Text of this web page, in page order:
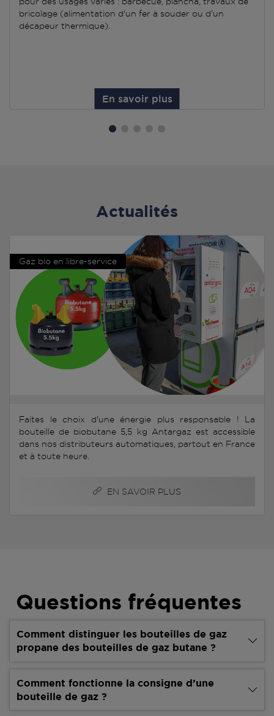
bricolage (alimentation d'un fer à souder ou d'un
décapeur thermique).
En savoir plus
Actualités
Gaz bio en libre-service
Faites le choix d'une énergie plus responsable ! La
bouteille de biobutane 5,5 kg Antargaz est accessible
dans nos distributeurs automatiques, partout en France
et à toute heure.
EN SAVOIR PLUS
Questions fréquentes
Comment distinguer les bouteilles de gaz
propane des bouteilles de gaz butane ?
Comment fonctionne la consigne d’une
bouteille de gaz ?